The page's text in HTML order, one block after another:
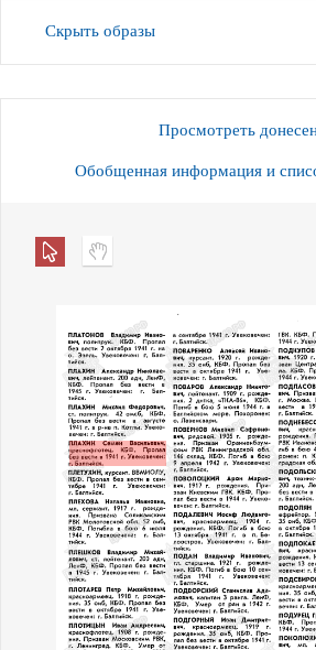
Скрыть образы
Просмотреть
Обобщенная информация и